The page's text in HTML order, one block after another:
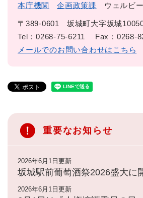
本庁機関 企画政策課 ウェルビ
〒389-0601
坂城町大字坂城
Tel：0268-75-6211
Fax：0268-
メールでのお問い合わせはこちら
重要なお知らせ
2026年6月1日更新
坂城駅前葡萄酒祭2026盛大に
2026年6月1日更新